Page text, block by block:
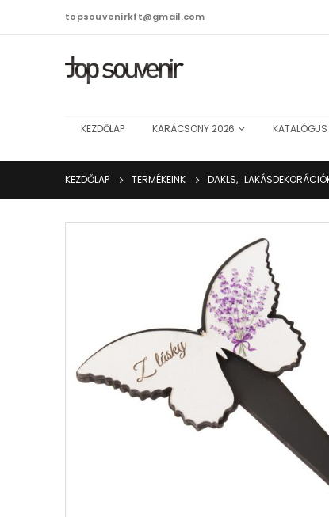
topsouvenirkft@gmail.com
KEZDŐLAP KARÁCSONY 2026
KEZDŐLAP TERMÉKEINK DAKLS,